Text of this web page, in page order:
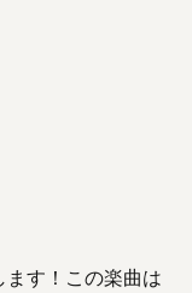
す！この楽曲は